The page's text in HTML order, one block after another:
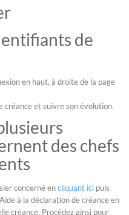
de
en haut, à droite de la page
créance et suivre son évolution.
des chefs
concerné encliquant ici puis
à la déclaration de créance en
créance. Procédez ainsi pour